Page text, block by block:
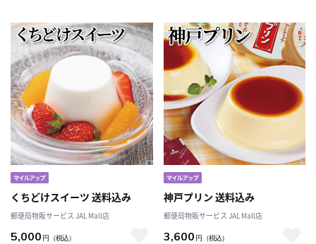
くちどけスイーツ 送料込み
郵便局物販サービス JAL Mall店
5,000 円 （税込）
神戸プリン 送料込み
郵便局物販サービス JAL Mall店
3,600 円 （税込）